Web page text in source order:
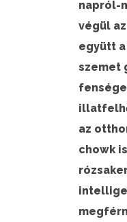
napról-
végül
együtt
szemet
az
chowk